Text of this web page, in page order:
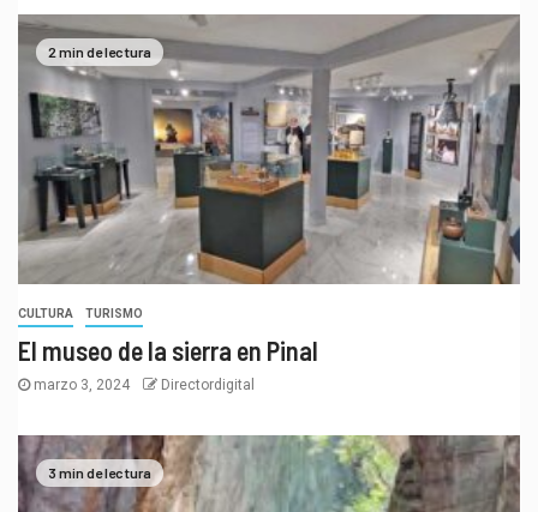
2 min de lectura
CULTURA TURISMO
El museo de la sierra en Pinal
marzo 3, 2024 Directordigital
3 min de lectura